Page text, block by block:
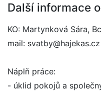
Další informace
KO: Martynková Sára,
mail: svatby@hajekas.cz
Náplň práce:
- úklid pokojů a